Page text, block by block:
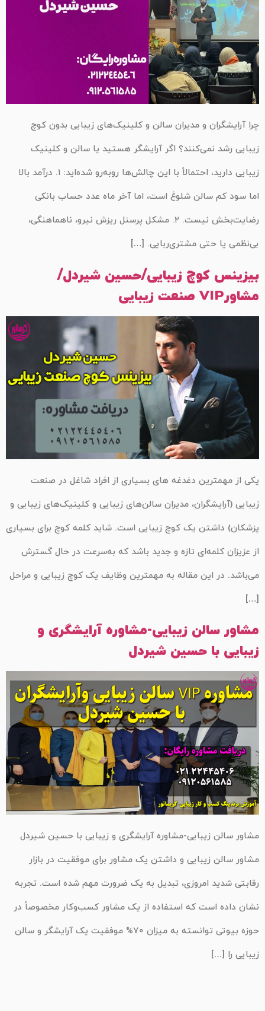
چرا آرایشگران و مدیران سالن و کلینیک‌های زیبایی بدون کوچ
زیبایی رشد نمی‌کنند؟ اگر آرایشگر هستید یا سالن و کلینیک
زیبایی دارید، احتمالاً با این چالش‌ها روبه‌رو شده‌اید: ۱. درآمد بالا
اما سود کم سالن شلوغ است، اما آخر ماه عدد حساب بانکی
رضایت‌بخش نیست. ۲. مشکل پرسنل ریزش نیرو، ناهماهنگی،
بی‌نظمی یا حتی مشتری‌ربایی. […]
بیزینس کوچ زیبایی/حسین شیردل/
مشاورVIP صنعت زیبایی
یکی از مهمترین دغدغه های بسیاری از افراد شاغل در صنعت
زیبایی (آرایشگران، مدیران سالن‌های زیبایی و کلینیک‌های زیبایی و
پزشکان) داشتن یک کوچ زیبایی است. شاید کلمه کوچ برای بسیاری
از عزیزان کلمه‌ای تازه و جدید باشد که به‌سرعت در حال گسترش
می‌باشد. در این مقاله به مهمترین وظایف یک کوچ زیبایی و مراحل
[…]
مشاور سالن زیبایی-مشاوره آرایشگری و
زیبایی با حسین شیردل
مشاور سالن زیبایی-مشاوره آرایشگری و زیبایی با حسین شیردل
مشاور سالن زیبایی و داشتن یک مشاور برای موفقیت در بازار
رقابتی شدید امروزی، تبدیل به یک ضرورت مهم شده است. تجربه
نشان داده است که استفاده از یک مشاور کسب‌وکار مخصوصاً در
حوزه بیوتی توانسته به میزان 70% موفقیت یک آرایشگر و سالن
زیبایی را […]